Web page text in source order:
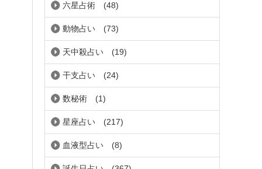
六星占術 (48)
動物占い (73)
天中殺占い (19)
干支占い (24)
数秘術 (1)
星座占い (217)
血液型占い (8)